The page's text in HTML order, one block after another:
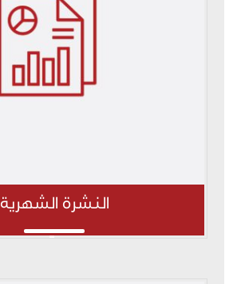
النشرة الشهرية